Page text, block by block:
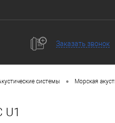
Заказать звонок
системы • Морская
U1